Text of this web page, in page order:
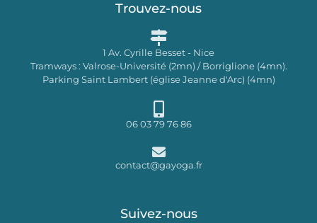
Trouvez-nous
1 Av. Cyrille Besset - Nice
Tramways : Valrose-Université (2mn) / Borriglione (4mn).
Parking Saint Lambert (église Jeanne d'Arc) (4mn)
06 03 79 76 86
contact@gayoga.fr
Suivez-nous